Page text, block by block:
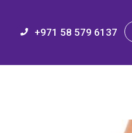
+971 58 579 6137